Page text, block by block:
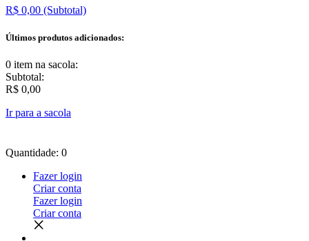
R$ 0,00 (Subtotal)
Últimos produtos adicionados:
0 item na sacola:
Subtotal:
R$ 0,00
Ir para a sacola
Quantidade: 0
Fazer login
Criar conta
Fazer login
Criar conta